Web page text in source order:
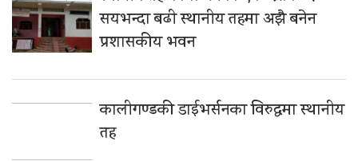
सयभन्दा बढी स्थानीय तहमा अझै बनेन
प्रशासकीय भवन
कालीगण्डकी डाईभर्सनका विरुद्धमा स्थानीय
तह